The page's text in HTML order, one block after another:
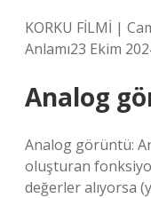
KORKU FİLMİ |
Anlamı23 Ekim
Analog
Analog görüntü:
oluşturan
değerler alıyorsa